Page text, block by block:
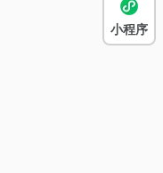
小程序